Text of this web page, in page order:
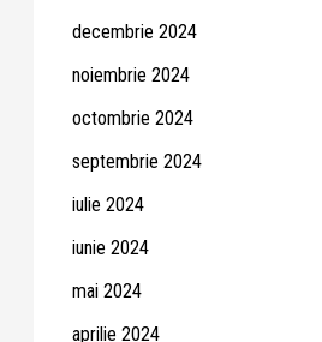
decembrie 2024
noiembrie 2024
octombrie 2024
septembrie 2024
iulie 2024
iunie 2024
mai 2024
aprilie 2024